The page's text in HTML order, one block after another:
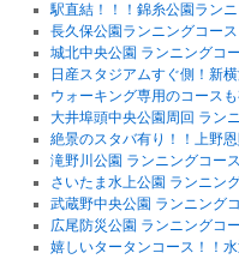
駅直結！！！錦糸公園ラン
長久保公園ランニングコース
城北中央公園 ランニングコ
日産スタジアムすぐ側！新
ウォーキング専用のコース
大井埠頭中央公園周回 ラン
絶景のスタバ有り！！上野
滝野川公園 ランニングコース
さいたま水上公園 ランニン
武蔵野中央公園 ランニング
広尾防災公園 ランニングコ
嬉しいタータンコース！！